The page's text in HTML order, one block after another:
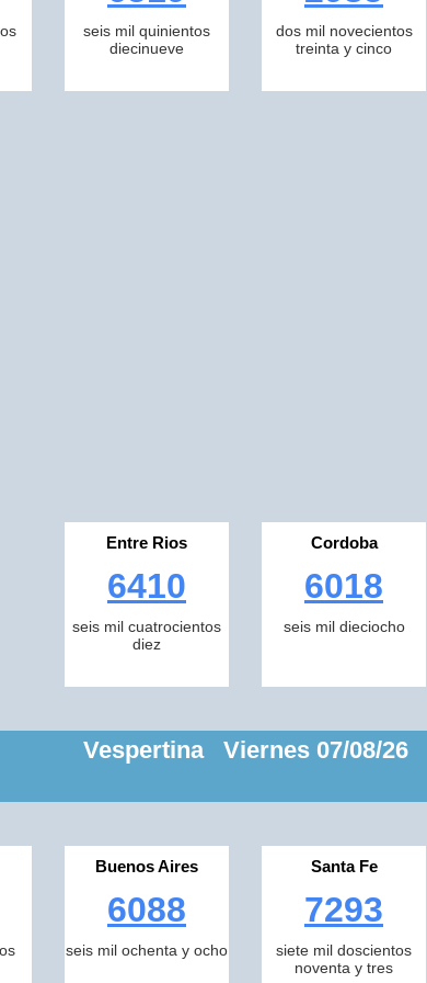
seis mil quinientos
diecinueve
dos mil novecientos
treinta y cinco
Entre Rios
6410
seis mil cuatrocientos
diez
Cordoba
6018
seis mil dieciocho
Vespertina Viernes 07/08/26
Buenos Aires
6088
seis mil ochenta y ocho
Santa Fe
7293
siete mil doscientos
noventa y tres